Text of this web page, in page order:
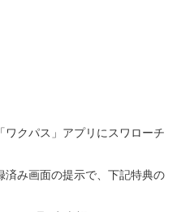
ワクパス」アプリにスワローチ
済み画面の提示で、下記特典の